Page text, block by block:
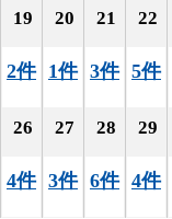
19
2件
20
1件
21
3件
22
5件
26
4件
27
3件
28
6件
29
4件